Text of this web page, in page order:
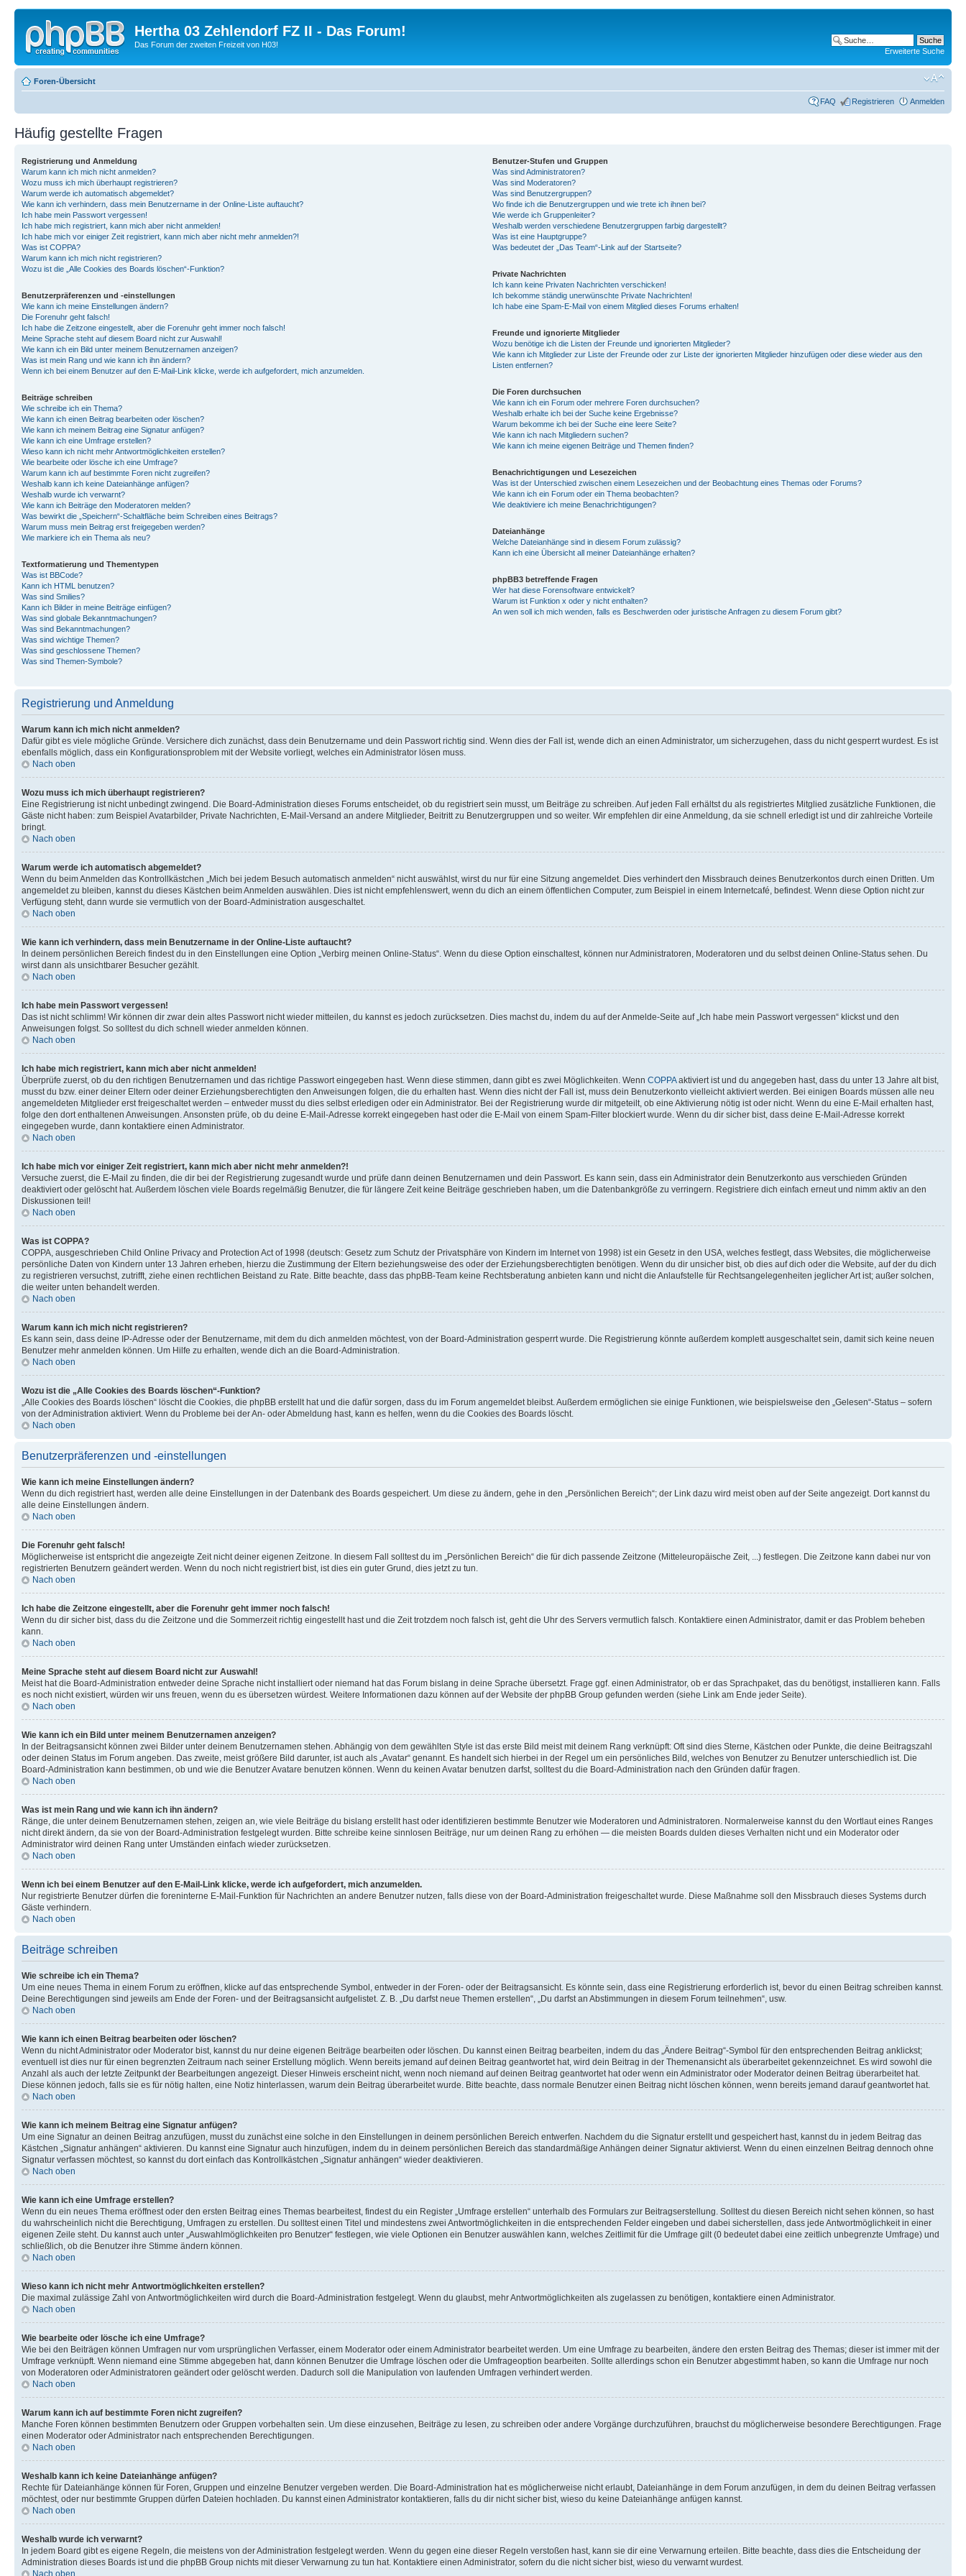
Hertha 03 Zehlendorf FZ II - Das Forum!
Das Forum der zweiten Freizeit von H03!
Erweiterte Suche
Foren-Übersicht
FAQ Registrieren Anmelden
Häufig gestellte Fragen
Registrierung und Anmeldung
Warum kann ich mich nicht anmelden?
Wozu muss ich mich überhaupt registrieren?
Warum werde ich automatisch abgemeldet?
Wie kann ich verhindern, dass mein Benutzername in der Online-Liste auftaucht?
Ich habe mein Passwort vergessen!
Ich habe mich registriert, kann mich aber nicht anmelden!
Ich habe mich vor einiger Zeit registriert, kann mich aber nicht mehr anmelden?!
Was ist COPPA?
Warum kann ich mich nicht registrieren?
Wozu ist die „Alle Cookies des Boards löschen“-Funktion?
Benutzerpräferenzen und -einstellungen
Wie kann ich meine Einstellungen ändern?
Die Forenuhr geht falsch!
Ich habe die Zeitzone eingestellt, aber die Forenuhr geht immer noch falsch!
Meine Sprache steht auf diesem Board nicht zur Auswahl!
Wie kann ich ein Bild unter meinem Benutzernamen anzeigen?
Was ist mein Rang und wie kann ich ihn ändern?
Wenn ich bei einem Benutzer auf den E-Mail-Link klicke, werde ich aufgefordert, mich anzumelden.
Beiträge schreiben
Wie schreibe ich ein Thema?
Wie kann ich einen Beitrag bearbeiten oder löschen?
Wie kann ich meinem Beitrag eine Signatur anfügen?
Wie kann ich eine Umfrage erstellen?
Wieso kann ich nicht mehr Antwortmöglichkeiten erstellen?
Wie bearbeite oder lösche ich eine Umfrage?
Warum kann ich auf bestimmte Foren nicht zugreifen?
Weshalb kann ich keine Dateianhänge anfügen?
Weshalb wurde ich verwarnt?
Wie kann ich Beiträge den Moderatoren melden?
Was bewirkt die „Speichern“-Schaltfläche beim Schreiben eines Beitrags?
Warum muss mein Beitrag erst freigegeben werden?
Wie markiere ich ein Thema als neu?
Textformatierung und Thementypen
Was ist BBCode?
Kann ich HTML benutzen?
Was sind Smilies?
Kann ich Bilder in meine Beiträge einfügen?
Was sind globale Bekanntmachungen?
Was sind Bekanntmachungen?
Was sind wichtige Themen?
Was sind geschlossene Themen?
Was sind Themen-Symbole?
Benutzer-Stufen und Gruppen
Was sind Administratoren?
Was sind Moderatoren?
Was sind Benutzergruppen?
Wo finde ich die Benutzergruppen und wie trete ich ihnen bei?
Wie werde ich Gruppenleiter?
Weshalb werden verschiedene Benutzergruppen farbig dargestellt?
Was ist eine Hauptgruppe?
Was bedeutet der „Das Team“-Link auf der Startseite?
Private Nachrichten
Ich kann keine Privaten Nachrichten verschicken!
Ich bekomme ständig unerwünschte Private Nachrichten!
Ich habe eine Spam-E-Mail von einem Mitglied dieses Forums erhalten!
Freunde und ignorierte Mitglieder
Wozu benötige ich die Listen der Freunde und ignorierten Mitglieder?
Wie kann ich Mitglieder zur Liste der Freunde oder zur Liste der ignorierten Mitglieder hinzufügen oder diese wieder aus den
Listen entfernen?
Die Foren durchsuchen
Wie kann ich ein Forum oder mehrere Foren durchsuchen?
Weshalb erhalte ich bei der Suche keine Ergebnisse?
Warum bekomme ich bei der Suche eine leere Seite?
Wie kann ich nach Mitgliedern suchen?
Wie kann ich meine eigenen Beiträge und Themen finden?
Benachrichtigungen und Lesezeichen
Was ist der Unterschied zwischen einem Lesezeichen und der Beobachtung eines Themas oder Forums?
Wie kann ich ein Forum oder ein Thema beobachten?
Wie deaktiviere ich meine Benachrichtigungen?
Dateianhänge
Welche Dateianhänge sind in diesem Forum zulässig?
Kann ich eine Übersicht all meiner Dateianhänge erhalten?
phpBB3 betreffende Fragen
Wer hat diese Forensoftware entwickelt?
Warum ist Funktion x oder y nicht enthalten?
An wen soll ich mich wenden, falls es Beschwerden oder juristische Anfragen zu diesem Forum gibt?
Registrierung und Anmeldung
Warum kann ich mich nicht anmelden?
Dafür gibt es viele mögliche Gründe. Versichere dich zunächst, dass dein Benutzername und dein Passwort richtig sind. Wenn dies der Fall ist, wende dich an einen Administrator, um sicherzugehen, dass du nicht gesperrt wurdest. Es ist
ebenfalls möglich, dass ein Konfigurationsproblem mit der Website vorliegt, welches ein Administrator lösen muss.
Nach oben
Wozu muss ich mich überhaupt registrieren?
Eine Registrierung ist nicht unbedingt zwingend. Die Board-Administration dieses Forums entscheidet, ob du registriert sein musst, um Beiträge zu schreiben. Auf jeden Fall erhältst du als registriertes Mitglied zusätzliche Funktionen, die
Gäste nicht haben: zum Beispiel Avatarbilder, Private Nachrichten, E-Mail-Versand an andere Mitglieder, Beitritt zu Benutzergruppen und so weiter. Wir empfehlen dir eine Anmeldung, da sie schnell erledigt ist und dir zahlreiche Vorteile
bringt.
Nach oben
Warum werde ich automatisch abgemeldet?
Wenn du beim Anmelden das Kontrollkästchen „Mich bei jedem Besuch automatisch anmelden“ nicht auswählst, wirst du nur für eine Sitzung angemeldet. Dies verhindert den Missbrauch deines Benutzerkontos durch einen Dritten. Um
angemeldet zu bleiben, kannst du dieses Kästchen beim Anmelden auswählen. Dies ist nicht empfehlenswert, wenn du dich an einem öffentlichen Computer, zum Beispiel in einem Internetcafé, befindest. Wenn diese Option nicht zur
Verfügung steht, dann wurde sie vermutlich von der Board-Administration ausgeschaltet.
Nach oben
Wie kann ich verhindern, dass mein Benutzername in der Online-Liste auftaucht?
In deinem persönlichen Bereich findest du in den Einstellungen eine Option „Verbirg meinen Online-Status“. Wenn du diese Option einschaltest, können nur Administratoren, Moderatoren und du selbst deinen Online-Status sehen. Du
wirst dann als unsichtbarer Besucher gezählt.
Nach oben
Ich habe mein Passwort vergessen!
Das ist nicht schlimm! Wir können dir zwar dein altes Passwort nicht wieder mitteilen, du kannst es jedoch zurücksetzen. Dies machst du, indem du auf der Anmelde-Seite auf „Ich habe mein Passwort vergessen“ klickst und den
Anweisungen folgst. So solltest du dich schnell wieder anmelden können.
Nach oben
Ich habe mich registriert, kann mich aber nicht anmelden!
Überprüfe zuerst, ob du den richtigen Benutzernamen und das richtige Passwort eingegeben hast. Wenn diese stimmen, dann gibt es zwei Möglichkeiten. Wenn COPPAaktiviert ist und du angegeben hast, dass du unter 13 Jahre alt bist,
musst du bzw. einer deiner Eltern oder deiner Erziehungsberechtigten den Anweisungen folgen, die du erhalten hast. Wenn dies nicht der Fall ist, muss dein Benutzerkonto vielleicht aktiviert werden. Bei einigen Boards müssen alle neu
angemeldeten Mitglieder erst freigeschaltet werden – entweder musst du dies selbst erledigen oder ein Administrator. Bei der Registrierung wurde dir mitgeteilt, ob eine Aktivierung nötig ist oder nicht. Wenn du eine E-Mail erhalten hast,
folge den dort enthaltenen Anweisungen. Ansonsten prüfe, ob du deine E-Mail-Adresse korrekt eingegeben hast oder die E-Mail von einem Spam-Filter blockiert wurde. Wenn du dir sicher bist, dass deine E-Mail-Adresse korrekt
eingegeben wurde, dann kontaktiere einen Administrator.
Nach oben
Ich habe mich vor einiger Zeit registriert, kann mich aber nicht mehr anmelden?!
Versuche zuerst, die E-Mail zu finden, die dir bei der Registrierung zugesandt wurde und prüfe dann deinen Benutzernamen und dein Passwort. Es kann sein, dass ein Administrator dein Benutzerkonto aus verschieden Gründen
deaktiviert oder gelöscht hat. Außerdem löschen viele Boards regelmäßig Benutzer, die für längere Zeit keine Beiträge geschrieben haben, um die Datenbankgröße zu verringern. Registriere dich einfach erneut und nimm aktiv an den
Diskussionen teil!
Nach oben
Was ist COPPA?
COPPA, ausgeschrieben Child Online Privacy and Protection Act of 1998 (deutsch: Gesetz zum Schutz der Privatsphäre von Kindern im Internet von 1998) ist ein Gesetz in den USA, welches festlegt, dass Websites, die möglicherweise
persönliche Daten von Kindern unter 13 Jahren erheben, hierzu die Zustimmung der Eltern beziehungsweise des oder der Erziehungsberechtigten benötigen. Wenn du dir unsicher bist, ob dies auf dich oder die Website, auf der du dich
zu registrieren versuchst, zutrifft, ziehe einen rechtlichen Beistand zu Rate. Bitte beachte, dass das phpBB-Team keine Rechtsberatung anbieten kann und nicht die Anlaufstelle für Rechtsangelegenheiten jeglicher Art ist; außer solchen,
die weiter unten behandelt werden.
Nach oben
Warum kann ich mich nicht registrieren?
Es kann sein, dass deine IP-Adresse oder der Benutzername, mit dem du dich anmelden möchtest, von der Board-Administration gesperrt wurde. Die Registrierung könnte außerdem komplett ausgeschaltet sein, damit sich keine neuen
Benutzer mehr anmelden können. Um Hilfe zu erhalten, wende dich an die Board-Administration.
Nach oben
Wozu ist die „Alle Cookies des Boards löschen“-Funktion?
„Alle Cookies des Boards löschen“ löscht die Cookies, die phpBB erstellt hat und die dafür sorgen, dass du im Forum angemeldet bleibst. Außerdem ermöglichen sie einige Funktionen, wie beispielsweise den „Gelesen“-Status – sofern
von der Administration aktiviert. Wenn du Probleme bei der An- oder Abmeldung hast, kann es helfen, wenn du die Cookies des Boards löscht.
Nach oben
Benutzerpräferenzen und -einstellungen
Wie kann ich meine Einstellungen ändern?
Wenn du dich registriert hast, werden alle deine Einstellungen in der Datenbank des Boards gespeichert. Um diese zu ändern, gehe in den „Persönlichen Bereich“; der Link dazu wird meist oben auf der Seite angezeigt. Dort kannst du
alle deine Einstellungen ändern.
Nach oben
Die Forenuhr geht falsch!
Möglicherweise ist entspricht die angezeigte Zeit nicht deiner eigenen Zeitzone. In diesem Fall solltest du im „Persönlichen Bereich“ die für dich passende Zeitzone (Mitteleuropäische Zeit, ...) festlegen. Die Zeitzone kann dabei nur von
registrierten Benutzern geändert werden. Wenn du noch nicht registriert bist, ist dies ein guter Grund, dies jetzt zu tun.
Nach oben
Ich habe die Zeitzone eingestellt, aber die Forenuhr geht immer noch falsch!
Wenn du dir sicher bist, dass du die Zeitzone und die Sommerzeit richtig eingestellt hast und die Zeit trotzdem noch falsch ist, geht die Uhr des Servers vermutlich falsch. Kontaktiere einen Administrator, damit er das Problem beheben
kann.
Nach oben
Meine Sprache steht auf diesem Board nicht zur Auswahl!
Meist hat die Board-Administration entweder deine Sprache nicht installiert oder niemand hat das Forum bislang in deine Sprache übersetzt. Frage ggf. einen Administrator, ob er das Sprachpaket, das du benötigst, installieren kann. Falls
es noch nicht existiert, würden wir uns freuen, wenn du es übersetzen würdest. Weitere Informationen dazu können auf der Website der phpBB Group gefunden werden (siehe Link am Ende jeder Seite).
Nach oben
Wie kann ich ein Bild unter meinem Benutzernamen anzeigen?
In der Beitragsansicht können zwei Bilder unter deinem Benutzernamen stehen. Abhängig von dem gewählten Style ist das erste Bild meist mit deinem Rang verknüpft: Oft sind dies Sterne, Kästchen oder Punkte, die deine Beitragszahl
oder deinen Status im Forum angeben. Das zweite, meist größere Bild darunter, ist auch als „Avatar“ genannt. Es handelt sich hierbei in der Regel um ein persönliches Bild, welches von Benutzer zu Benutzer unterschiedlich ist. Die
Board-Administration kann bestimmen, ob und wie die Benutzer Avatare benutzen können. Wenn du keinen Avatar benutzen darfst, solltest du die Board-Administration nach den Gründen dafür fragen.
Nach oben
Was ist mein Rang und wie kann ich ihn ändern?
Ränge, die unter deinem Benutzernamen stehen, zeigen an, wie viele Beiträge du bislang erstellt hast oder identifizieren bestimmte Benutzer wie Moderatoren und Administratoren. Normalerweise kannst du den Wortlaut eines Ranges
nicht direkt ändern, da sie von der Board-Administration festgelegt wurden. Bitte schreibe keine sinnlosen Beiträge, nur um deinen Rang zu erhöhen — die meisten Boards dulden dieses Verhalten nicht und ein Moderator oder
Administrator wird deinen Rang unter Umständen einfach wieder zurücksetzen.
Nach oben
Wenn ich bei einem Benutzer auf den E-Mail-Link klicke, werde ich aufgefordert, mich anzumelden.
Nur registrierte Benutzer dürfen die foreninterne E-Mail-Funktion für Nachrichten an andere Benutzer nutzen, falls diese von der Board-Administration freigeschaltet wurde. Diese Maßnahme soll den Missbrauch dieses Systems durch
Gäste verhindern.
Nach oben
Beiträge schreiben
Wie schreibe ich ein Thema?
Um eine neues Thema in einem Forum zu eröffnen, klicke auf das entsprechende Symbol, entweder in der Foren- oder der Beitragsansicht. Es könnte sein, dass eine Registrierung erforderlich ist, bevor du einen Beitrag schreiben kannst.
Deine Berechtigungen sind jeweils am Ende der Foren- und der Beitragsansicht aufgelistet. Z. B. „Du darfst neue Themen erstellen“, „Du darfst an Abstimmungen in diesem Forum teilnehmen“, usw.
Nach oben
Wie kann ich einen Beitrag bearbeiten oder löschen?
Wenn du nicht Administrator oder Moderator bist, kannst du nur deine eigenen Beiträge bearbeiten oder löschen. Du kannst einen Beitrag bearbeiten, indem du das „Ändere Beitrag“-Symbol für den entsprechenden Beitrag anklickst;
eventuell ist dies nur für einen begrenzten Zeitraum nach seiner Erstellung möglich. Wenn bereits jemand auf deinen Beitrag geantwortet hat, wird dein Beitrag in der Themenansicht als überarbeitet gekennzeichnet. Es wird sowohl die
Anzahl als auch der letzte Zeitpunkt der Bearbeitungen angezeigt. Dieser Hinweis erscheint nicht, wenn noch niemand auf deinen Beitrag geantwortet hat oder wenn ein Administrator oder Moderator deinen Beitrag überarbeitet hat.
Diese können jedoch, falls sie es für nötig halten, eine Notiz hinterlassen, warum dein Beitrag überarbeitet wurde. Bitte beachte, dass normale Benutzer einen Beitrag nicht löschen können, wenn bereits jemand darauf geantwortet hat.
Nach oben
Wie kann ich meinem Beitrag eine Signatur anfügen?
Um eine Signatur an deinen Beitrag anzufügen, musst du zunächst eine solche in den Einstellungen in deinem persönlichen Bereich entwerfen. Nachdem du die Signatur erstellt und gespeichert hast, kannst du in jedem Beitrag das
Kästchen „Signatur anhängen“ aktivieren. Du kannst eine Signatur auch hinzufügen, indem du in deinem persönlichen Bereich das standardmäßige Anhängen deiner Signatur aktivierst. Wenn du einen einzelnen Beitrag dennoch ohne
Signatur verfassen möchtest, so kannst du dort einfach das Kontrollkästchen „Signatur anhängen“ wieder deaktivieren.
Nach oben
Wie kann ich eine Umfrage erstellen?
Wenn du ein neues Thema eröffnest oder den ersten Beitrag eines Themas bearbeitest, findest du ein Register „Umfrage erstellen“ unterhalb des Formulars zur Beitragserstellung. Solltest du diesen Bereich nicht sehen können, so hast
du wahrscheinlich nicht die Berechtigung, Umfragen zu erstellen. Du solltest einen Titel und mindestens zwei Antwortmöglichkeiten in die entsprechenden Felder eingeben und dabei sicherstellen, dass jede Antwortmöglichkeit in einer
eigenen Zeile steht. Du kannst auch unter „Auswahlmöglichkeiten pro Benutzer“ festlegen, wie viele Optionen ein Benutzer auswählen kann, welches Zeitlimit für die Umfrage gilt (0 bedeutet dabei eine zeitlich unbegrenzte Umfrage) und
schließlich, ob die Benutzer ihre Stimme ändern können.
Nach oben
Wieso kann ich nicht mehr Antwortmöglichkeiten erstellen?
Die maximal zulässige Zahl von Antwortmöglichkeiten wird durch die Board-Administration festgelegt. Wenn du glaubst, mehr Antwortmöglichkeiten als zugelassen zu benötigen, kontaktiere einen Administrator.
Nach oben
Wie bearbeite oder lösche ich eine Umfrage?
Wie bei den Beiträgen können Umfragen nur vom ursprünglichen Verfasser, einem Moderator oder einem Administrator bearbeitet werden. Um eine Umfrage zu bearbeiten, ändere den ersten Beitrag des Themas; dieser ist immer mit der
Umfrage verknüpft. Wenn niemand eine Stimme abgegeben hat, dann können Benutzer die Umfrage löschen oder die Umfrageoption bearbeiten. Sollte allerdings schon ein Benutzer abgestimmt haben, so kann die Umfrage nur noch
von Moderatoren oder Administratoren geändert oder gelöscht werden. Dadurch soll die Manipulation von laufenden Umfragen verhindert werden.
Nach oben
Warum kann ich auf bestimmte Foren nicht zugreifen?
Manche Foren können bestimmten Benutzern oder Gruppen vorbehalten sein. Um diese einzusehen, Beiträge zu lesen, zu schreiben oder andere Vorgänge durchzuführen, brauchst du möglicherweise besondere Berechtigungen. Frage
einen Moderator oder Administrator nach entsprechenden Berechtigungen.
Nach oben
Weshalb kann ich keine Dateianhänge anfügen?
Rechte für Dateianhänge können für Foren, Gruppen und einzelne Benutzer vergeben werden. Die Board-Administration hat es möglicherweise nicht erlaubt, Dateianhänge in dem Forum anzufügen, in dem du deinen Beitrag verfassen
möchtest, oder nur bestimmte Gruppen dürfen Dateien hochladen. Du kannst einen Administrator kontaktieren, falls du dir nicht sicher bist, wieso du keine Dateianhänge anfügen kannst.
Nach oben
Weshalb wurde ich verwarnt?
In jedem Board gibt es eigene Regeln, die meistens von der Administration festgelegt werden. Wenn du gegen eine dieser Regeln verstoßen hast, kann sie dir eine Verwarnung erteilen. Bitte beachte, dass dies die Entscheidung der
Administration dieses Boards ist und die phpBB Group nichts mit dieser Verwarnung zu tun hat. Kontaktiere einen Administrator, sofern du die nicht sicher bist, wieso du verwarnt wurdest.
Nach oben